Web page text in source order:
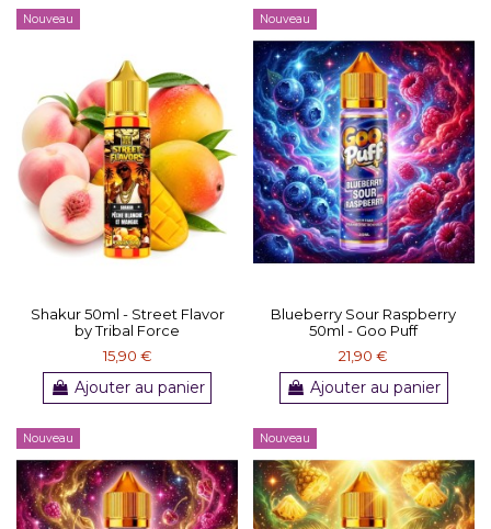
Nouveau
Shakur 50ml - Street Flavor
by Tribal Force
15,90 €
Ajouter au panier
Nouveau
Blueberry Sour Raspberry
50ml - Goo Puff
21,90 €
Ajouter au panier
Nouveau Nouveau